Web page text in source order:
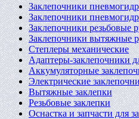
Заклепочники
Заклепочники
Заклепочники резьбовые
Заклепочники вытяжные
Степлеры механические
Адаптеры-заклепочники
Аккумуляторные
Электрические
Вытяжные заклепки
Резьбовые заклепки
Оснастка и запчасти для